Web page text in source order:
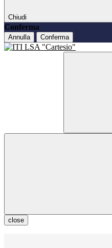
Chiudi
Conferma
Annulla Conferma
close